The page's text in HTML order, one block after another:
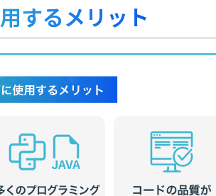
するメリット